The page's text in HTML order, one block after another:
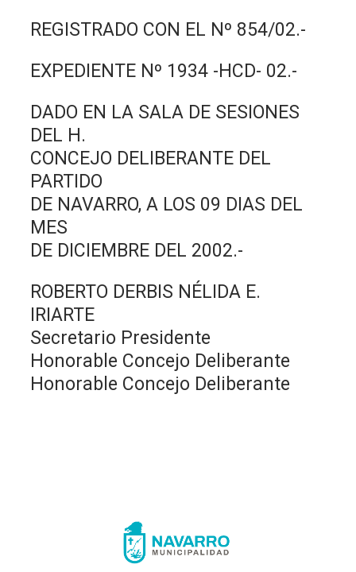
REGISTRADO CON EL Nº 854/02.-
EXPEDIENTE Nº 1934 -HCD- 02.-
DADO EN LA SALA DE SESIONES
DEL H.
CONCEJO DELIBERANTE DEL
PARTIDO
DE NAVARRO, A LOS 09 DIAS DEL
MES
DE DICIEMBRE DEL 2002.-
ROBERTO DERBIS NÉLIDA E.
IRIARTE
Secretario Presidente
Honorable Concejo Deliberante
Honorable Concejo Deliberante